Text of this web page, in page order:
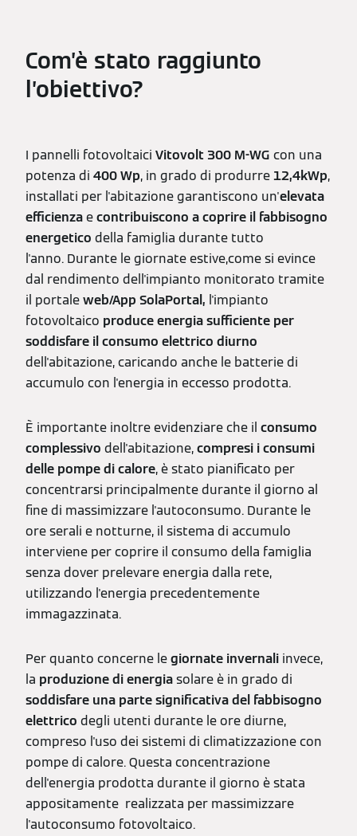
Com’è stato raggiunto
l’obiettivo?
I pannelli fotovoltaici Vitovolt 300 M-WG con una
potenza di 400 Wp, in grado di produrre12,4kWp,
installati per l'abitazione garantiscono un'elevata
efficienzaecontribuiscono a coprire il fabbisogno
energetico della famiglia durante tutto
l'anno. Durante le giornate estive,come si evince
dal rendimento dell'impianto monitorato tramite
il portaleweb/App SolaPortal, l'impianto
fotovoltaico produce energia sufficiente per
soddisfare il consumo elettrico diurno
dell'abitazione, caricando anche le batterie di
accumulo con l'energia in eccesso prodotta.
È importante inoltre evidenziare che il consumo
complessivo dell'abitazione,compresi i consumi
delle pompe di calore, è stato pianificato per
concentrarsi principalmente durante il giorno al
fine di massimizzare l'autoconsumo. Durante le
ore serali e notturne, il sistema di accumulo
interviene per coprire il consumo della famiglia
senza dover prelevare energia dalla rete,
utilizzando l'energia precedentemente
immagazzinata.
Per quanto concerne legiornate invernali invece,
la produzione di energiasolare è in grado di
soddisfare una parte significativa del fabbisogno
elettrico degli utenti durante le ore diurne,
compreso l'uso dei sistemi di climatizzazione con
pompe di calore. Questa concentrazione
dell'energia prodotta durante il giorno è stata
appositamente realizzata per massimizzare
l'autoconsumo fotovoltaico.